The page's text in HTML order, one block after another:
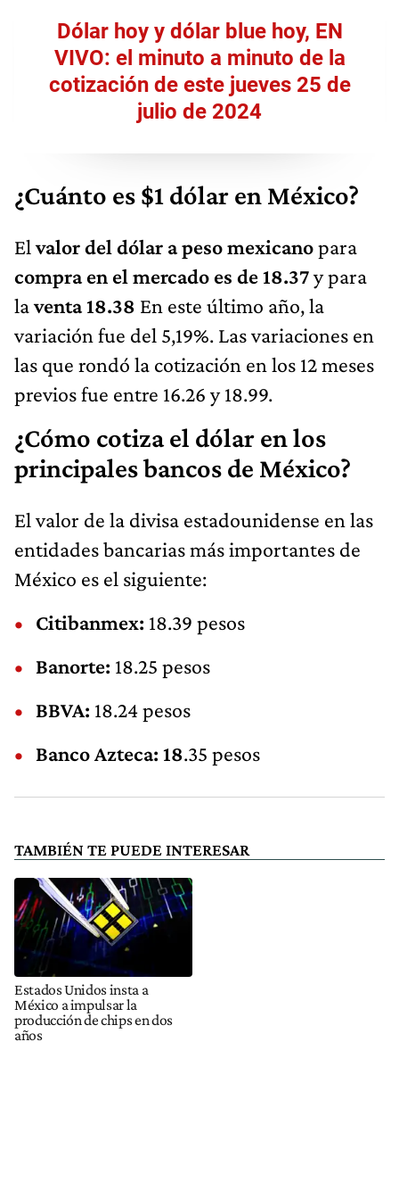
Dólar hoy y dólar blue hoy, EN
VIVO: el minuto a minuto de la
cotización de este jueves 25 de
julio de 2024
¿Cuánto es $1 dólar en México?
Elvalor del dólar a peso mexicanopara
compra en el mercado es de 18.37y para
laventa 18.38 En este último año, la
variación fue del 5,19%. Las variaciones en
las que rondó la cotización en los 12 meses
previos fue entre 16.26 y 18.99.
¿Cómo cotiza el dólar en los
principales bancos de México?
El valor de la divisa estadounidense en las
entidades bancarias más importantes de
México es el siguiente:
Citibanmex: 18.39 pesos
Banorte: 18.25 pesos
BBVA: 18.24 pesos
Banco Azteca: 18.35 pesos
TAMBIÉN TE PUEDE INTERESAR
Estados Unidos insta a
México a impulsar la
producción de chips en dos
años